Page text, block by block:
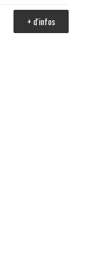
+ d'infos